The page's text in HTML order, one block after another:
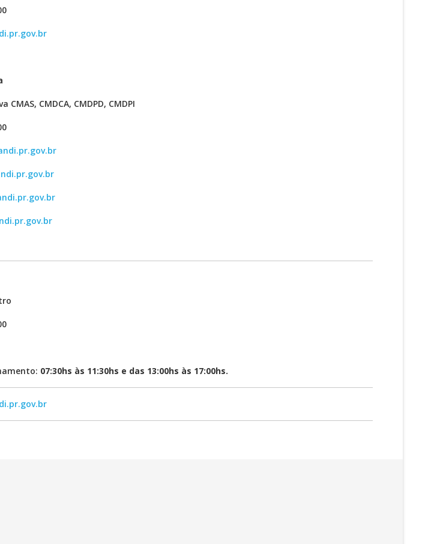
CMAS, CMDCA, CMDPD, CMDPI
07:30hs às 11:30hs e das 13:00hs às 17:00hs.